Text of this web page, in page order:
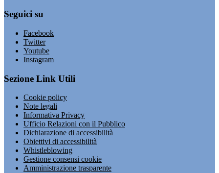
Seguici su
Facebook
Twitter
Youtube
Instagram
Sezione Link Utili
Cookie policy
Note legali
Informativa Privacy
Ufficio Relazioni con il Pubblico
Dichiarazione di accessibilità
Obiettivi di accessibilità
Whistleblowing
Gestione consensi cookie
Amministrazione trasparente